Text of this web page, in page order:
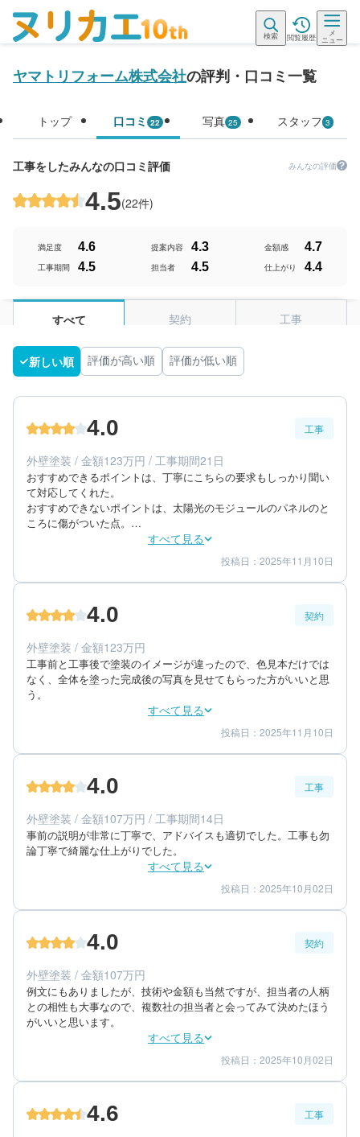
検索 閲覧履歴
メ
ニュー
ヤマトリフォーム株式会社の評判・口コミ一覧
トップ 口コミ 22 写真 25 スタッフ 3
工事をしたみんなの口コミ評価 みんなの評価
4.5(22件)
満足度 4.6 提案内容 4.3 金額感 4.7
工事期間 4.5 担当者 4.5 仕上がり 4.4
すべて 契約 工事
新しい順 評価が高い順 評価が低い順
4.0 工事
外壁塗装 / 金額123万円 / 工事期間21日
おすすめできるポイントは、丁寧にこちらの要求もしっかり聞い
て対応してくれた。
おすすめできないポイントは、太陽光のモジュールのパネルのと
ころに傷がついた点。
施工する前に自身で家全体の確認をしていたので、施工後傷がつ
いていることを確認できた。もともとあった傷なのか。業者がつ
けた傷なのかしっかりわかるように事前に把握がとても大事だと
思う。
すべて見る
仕上がり 3
満足度 4
60代/男性/一戸建て
築年数：33年
投稿日：2025年11月10日
4.0 契約
外壁塗装 / 金額123万円
工事前と工事後で塗装のイメージが違ったので、色見本だけでは
なく、全体を塗った完成後の写真を見せてもらった方がいいと思
う。
すべて見る
金額感 4
担当者 4
60代/男性/一戸建て
築年数：33年
投稿日：2025年11月10日
4.0 工事
外壁塗装 / 金額107万円 / 工事期間14日
事前の説明が非常に丁寧で、アドバイスも適切でした。工事も勿
論丁寧で綺麗な仕上がりでした。
すべて見る
仕上がり 4
満足度 4
60代/男性/一戸建て
築年数：30年
投稿日：2025年10月02日
4.0 契約
外壁塗装 / 金額107万円
例文にもありましたが、技術や金額も当然ですが、担当者の人柄
との相性も大事なので、複数社の担当者と会ってみて決めたほう
がいいと思います。
すべて見る
金額感 4
担当者 4
60代/男性/一戸建て
投稿日：2025年10月02日
4.6 工事